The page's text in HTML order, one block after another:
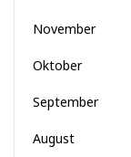
November
Oktober
September
August